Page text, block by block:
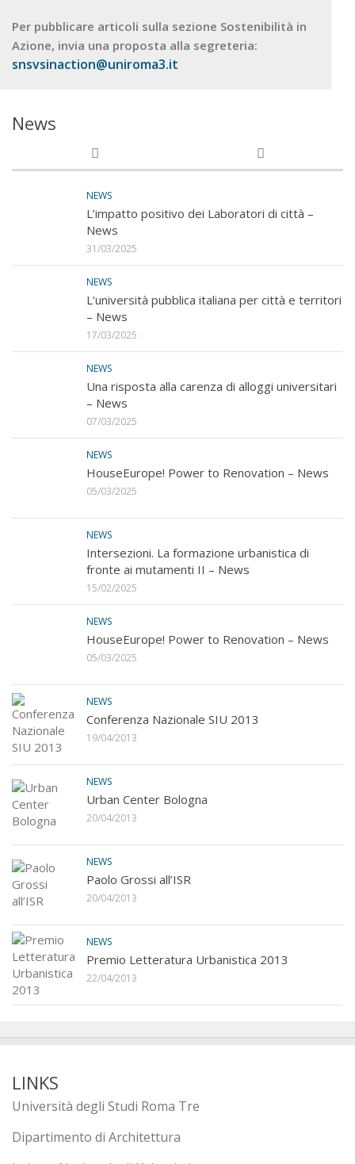
Per pubblicare articoli sulla sezione Sostenibilità in
Azione, invia una proposta alla segreteria:
snsvsinaction@uniroma3.it
News
NEWS
L’impatto positivo dei Laboratori di città –
News
31/03/2025
NEWS
L’università pubblica italiana per città e territori
– News
17/03/2025
NEWS
Una risposta alla carenza di alloggi universitari
– News
07/03/2025
NEWS
HouseEurope! Power to Renovation – News
05/03/2025
NEWS
Intersezioni. La formazione urbanistica di
fronte ai mutamenti II – News
15/02/2025
NEWS
HouseEurope! Power to Renovation – News
05/03/2025
NEWS
Conferenza Nazionale SIU 2013
19/04/2013
NEWS
Urban Center Bologna
20/04/2013
NEWS
Paolo Grossi all’ISR
20/04/2013
NEWS
Premio Letteratura Urbanistica 2013
22/04/2013
LINKS
Università degli Studi Roma Tre
Dipartimento di Architettura